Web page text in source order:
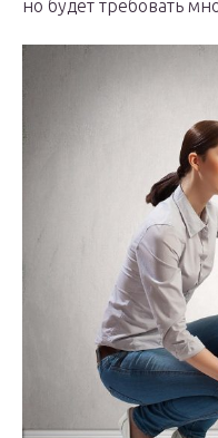
но будет требовать